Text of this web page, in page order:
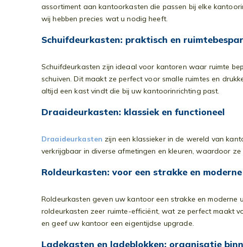
assortiment aan kantoorkasten die passen bij elke
wij hebben precies wat u nodig heeft.
Schuifdeurkasten: praktisch en
Schuifdeurkasten zijn ideaal voor kantoren waar ruimte
schuiven. Dit maakt ze perfect voor smalle ruimtes en
altijd een kast vindt die bij uw kantoorinrichting past.
Draaideurkasten: klassiek en functioneel
Draaideurkasten zijn een klassieker in de wereld van
verkrijgbaar in diverse afmetingen en kleuren, waardoor
Roldeurkasten: voor een strakke en
Roldeurkasten geven uw kantoor een strakke en
roldeurkasten zeer ruimte-efficiënt, wat ze perfect maakt
en geef uw kantoor een eigentijdse upgrade.
Ladekasten en ladeblokken: organisatie